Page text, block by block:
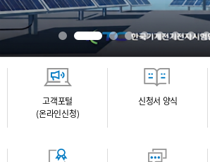
고객포털
(온라인신청)
신청서 양식